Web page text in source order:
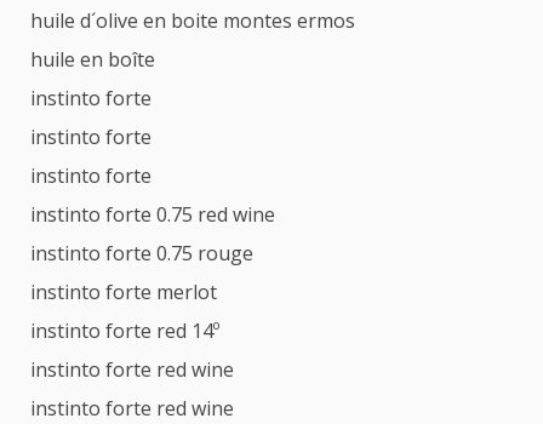
huile d´olive en boite montes ermos
huile en boîte
instinto forte
instinto forte
instinto forte
instinto forte 0.75 red wine
instinto forte 0.75 rouge
instinto forte merlot
instinto forte red 14º
instinto forte red wine
instinto forte red wine